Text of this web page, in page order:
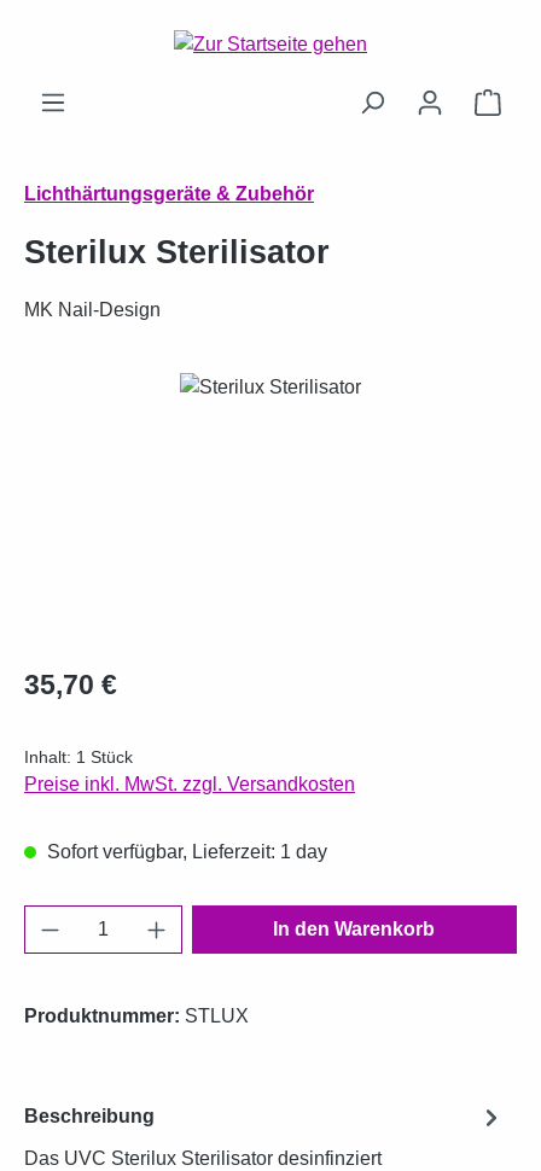
Zum Hauptinhalt springen
Lichthärtungsgeräte & Zubehör
Sterilux Sterilisator
MK Nail-Design
Bildergalerie überspringen
Regulärer Preis:
35,70 €
Inhalt: 1 Stück
Preise inkl. MwSt. zzgl. Versandkosten
Sofort verfügbar, Lieferzeit: 1 day
Produkt Anzahl: Gib den gewünschten
In den Warenkorb
Produktnummer: STLUX
Beschreibung
Das UVC Sterilux Sterilisator desinfinziert